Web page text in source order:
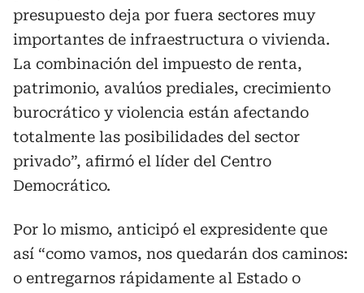
presupuesto deja por fuera sectores muy
importantes de infraestructura o vivienda.
La combinación del impuesto de renta,
patrimonio, avalúos prediales, crecimiento
burocrático y violencia están afectando
totalmente las posibilidades del sector
privado”, afirmó el líder del Centro
Democrático.
Por lo mismo, anticipó el expresidente que
así “como vamos, nos quedarán dos caminos:
o entregarnos rápidamente al Estado o